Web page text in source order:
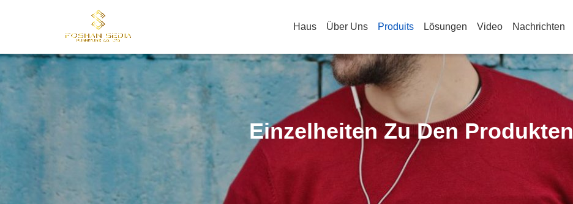
Haus Über Uns Produits Lösungen Video Nachrichten
Einzelheiten Zu Den Produkten